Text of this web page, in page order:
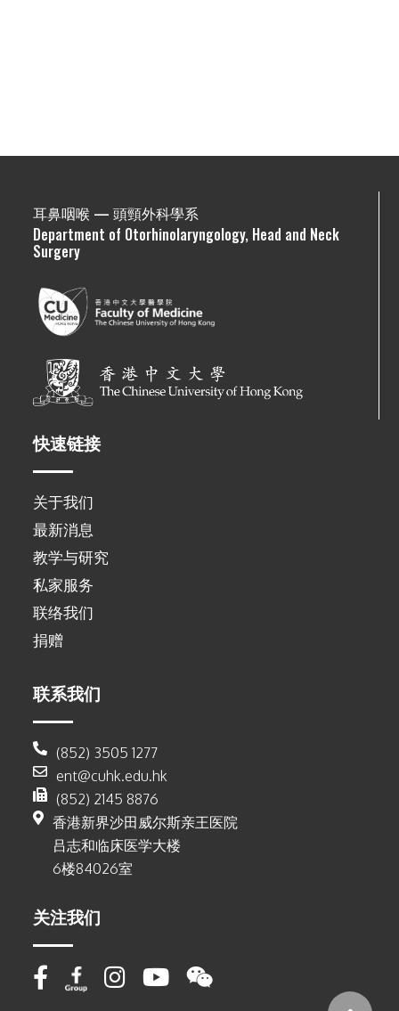
耳鼻咽喉 — 頭頸外科學系
Department of Otorhinolaryngology, Head and Neck
Surgery
快速链接
关于我们
最新消息
教学与研究
私家服务
联络我们
捐赠
联系我们
(852) 3505 1277
ent@cuhk.edu.hk
(852) 2145 8876
香港新界沙田威尔斯亲王医院
吕志和临床医学大楼
6楼84026室
关注我们